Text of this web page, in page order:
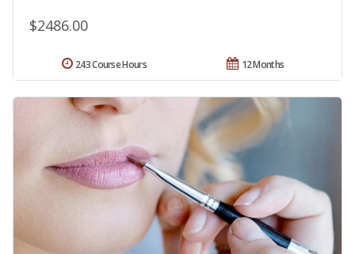
$2486.00
12 Months
243 Course Hours